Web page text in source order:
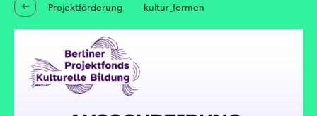
Projektförderung kultur_formen